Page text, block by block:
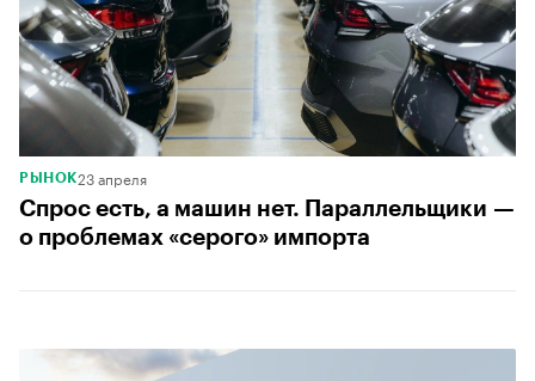
РЫНОК23 апреля
Спрос есть, а машин нет. Параллельщики —
о проблемах «серого» импорта